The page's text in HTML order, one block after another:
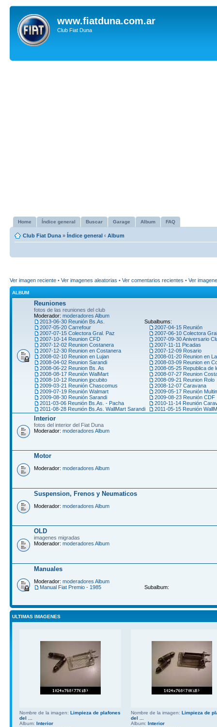
www.fiatduna.com.ar
Club Fiat Duna
Home Índice general Buscar Garage Album FAQ
Club Fiat Duna » Índice general ‹ Album
Ver imagen reciente • Ver imagenes aleatorias • Ver comentarios recientes • Ver
ALBUM
Reuniones
fotos de las reuniones del club
Moderador: moderadores Album
Subalbums:
2013-06-30 Reunión Bs.As.
2007-04-15 Reunión
2007-05-20 Carrefour
2007-06-10 Colectora
2007-07-15 Colectora Gral. Paz
2007-09-30 Aniversario
2007-10-14 Reunion CFD
2007-11-11 Picadas
2007-12-02 Reunion Costanera
2007-12-09 Rosario
2007-12-30 Reunion en Costanera
2008-01-20 Reunion en
2008-02-10 Reunion en Lujan
2008-03-09 Reunion en
2008-04-02 Reunion Sarandi
2008-05-25 Republica de
2008-06-22 Reunion Bs. As
2008-07-27 Reunion
2008-08-17 Reunión WalMart
2008-09-21 Reunion Rolo
2008-10-12 Reunion jpcubito
2008-12-07 Caravana
2009-03-21 Reunión Chascomus
2009-05-17 Reunión
2009-07-19 Reunión Walmart
2009-08-23 Reunión CDF
2009-08-30 Reunión Sarandi
2010-11-14 Reunión
2011-03-06 Reunión Bs.As. - Pacha
2011-05-15 Reunión
2011-08-28 Reunión Bs.As. WallMart Sarandi
Interior
fotos del interior del Fiat Duna
Moderador: moderadores Album
Motor
Moderador: moderadores Album
Suspension, Frenos y Neumaticos
Moderador: moderadores Album
OLD
imagenes migradas
Moderador: moderadores Album
Manuales
Moderador: moderadores Album
Subalbum:
Manual Fiat Premio - 1985
ULTIMAS IMAGENES
Nombre de la imagen: Limpieza de plafones
del ...
Album: Interior
Nombre de la imagen: Limpieza de
del ...
Album: Interior